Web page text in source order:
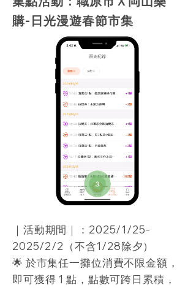
購-日光漫遊春節市集
｜活動期間｜：2025/1/25-
2025/2/2（不含1/28除夕）
🌟 於市集任一攤位消費不限金額，
即可獲得 1 點，點數可跨日累積，